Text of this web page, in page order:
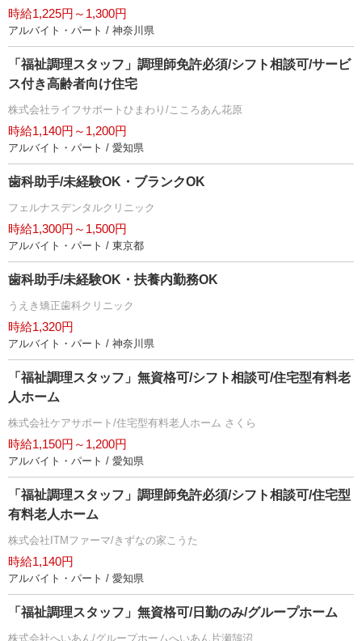
時給1,225円～1,300円
アルバイト・パート / 神奈川県
「福祉調理スタッフ」調理師免許必須/シフト相談可/サービ
ス付き高齢者向け住宅
株式会社ライフサポートひまわり/こころあん花原
時給1,140円～1,200円
アルバイト・パート / 愛知県
歯科助手/未経験OK・ブランクOK
フェルナスデンタルクリニック
時給1,300円～1,500円
アルバイト・パート / 東京都
歯科助手/未経験OK・扶養内勤務OK
うえき矯正歯科クリニック
時給1,320円
アルバイト・パート / 神奈川県
「福祉調理スタッフ」無資格可/シフト相談可/住宅型有料老
人ホーム
株式会社ケアサポート/住宅型有料老人ホーム さくら
時給1,150円～1,200円
アルバイト・パート / 愛知県
「福祉調理スタッフ」調理師免許必須/シフト相談可/住宅型
有料老人ホーム
株式会社ITMファーマ/きずなの家こうた
時給1,140円
アルバイト・パート / 愛知県
「福祉調理スタッフ」無資格可/日勤のみ/グループホーム
株式会社へいあん/グループホームへいあん片瀬鵠沼